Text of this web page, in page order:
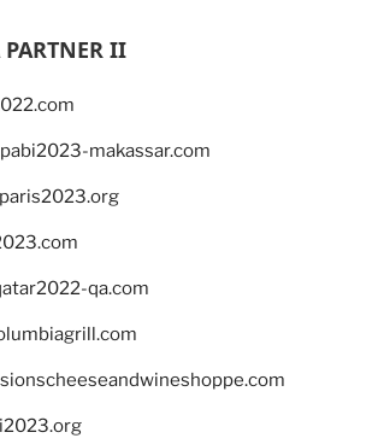
II
makassar.com
qa.com